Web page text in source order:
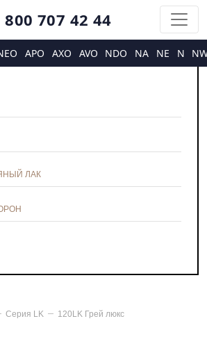
800 707 42 44
APO AXO AVO NDO NA NE N
ЛАК
Серия LK 120LK Грей люкс